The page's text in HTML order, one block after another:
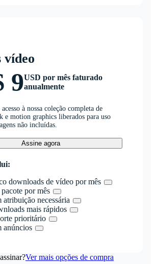
vídeo
9USD por mês faturado
anualmente
à nossa coleção completa de
e motion graphics liberados para uso
não incluídas.
Assine agora
downloads de vídeo por mês
por mês
atribuição necessária
mais rápidos
prioritário
anúncios
Ver mais opções de compra